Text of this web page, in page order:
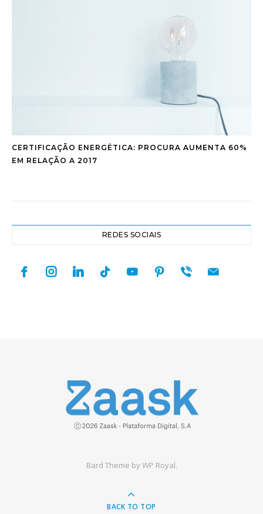
CERTIFICAÇÃO ENERGÉTICA: PROCURA AUMENTA 60%
EM RELAÇÃO A 2017
REDES SOCIAIS
facebookinstagramlinkedintiktok youtubepinterest
viber mail
Bard Theme byWP Royal.
BACK TO TOP